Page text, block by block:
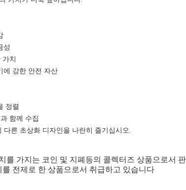
성
가치
에 강한 안전 자산
정렬
함께 수집
다른 초상화 디자인을 나란히 즐기십시오.
를 가지는 코인 및 지폐등의 콜렉터즈 상품으로서
전제로 한 상품으로서 취급하고 있습니다